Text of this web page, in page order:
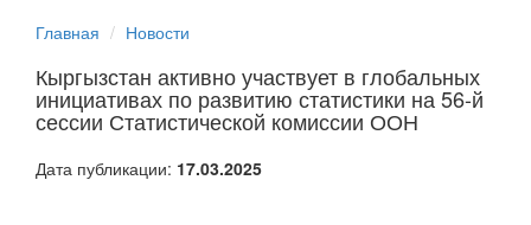
Главная Новости
Кыргызстан активно участвует в глобальных
инициативах по развитию статистики на 56-й
сессии Статистической комиссии ООН
Дата публикации: 17.03.2025